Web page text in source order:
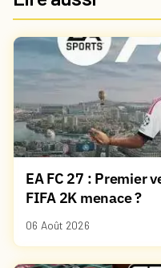
EA FC 27 : Premier
FIFA 2K menace ?
06 Août 2026